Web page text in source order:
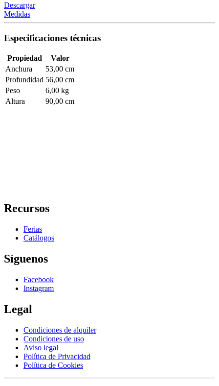
Descargar
Medidas
Especificaciones técnicas
Propiedad
Valor
Anchura
53,00 cm
Profundidad 56,00 cm
Peso
6,00 kg
Altura
90,00 cm
Recursos
Ferias
Catálogos
Síguenos
Facebook
Instagram
Legal
Condiciones de alquiler
Condiciones de uso
Aviso legal
Política de Privacidad
Política de Cookies